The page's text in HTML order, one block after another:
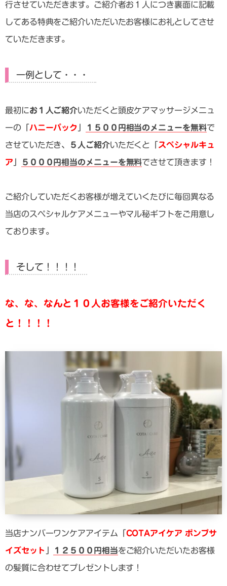
行させていただきます。ご紹介者お１人につき裏面に記載
してある特典をご紹介いただいたお客様にお礼としてさせ
ていただきます。
一例として・・・
最初にお１人ご紹介いただくと頭皮ケアマッサージメニュ
ーの「 ハニーパック １５００円相当のメニューを無料で
させていただき、 ５人ご紹介いただくと「 スペシャルキュ
ア ５０００円相当のメニューを無料でさせて頂きます！
ご紹介していただくお客様が増えていくたびに毎回異なる
当店のスペシャルケアメニューやマル秘ギフトをご用意し
ております。
そして！！！！
な、な、なんと１０人お客様をご紹介いただく
と！！！！
当店ナンバーワンケアアイテム「 COTAアイケア ポンプサ
イズセット １２５００円相当をご紹介いただいたお客様
の髪質に合わせてプレゼントします！